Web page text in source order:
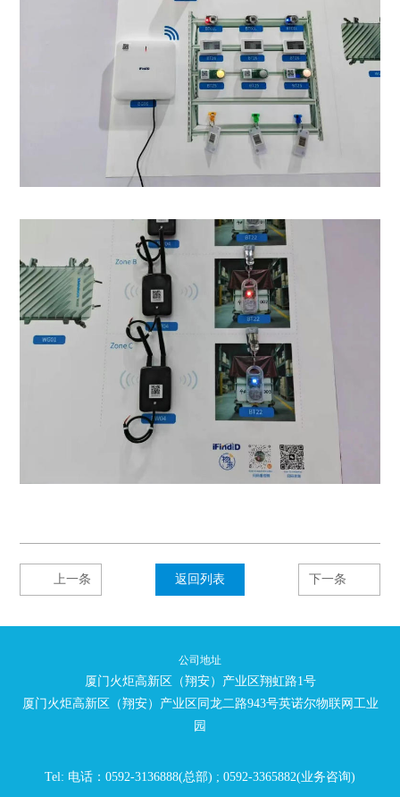
上一条 返回列表 下一条
公司地址
厦门火炬高新区（翔安）产业区翔虹路1号
厦门火炬高新区（翔安）产业区同龙二路943号英诺尔物联网工业
园
Tel: 电话：0592-3136888(总部) ; 0592-3365882(业务咨询)